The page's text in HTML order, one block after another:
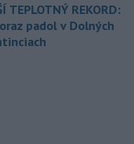
TEPLOTNÝ REKORD:
padol v Dolných